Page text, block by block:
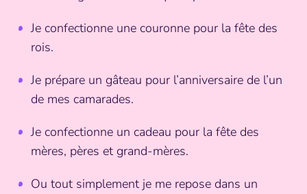
Je confectionne une couronne pour la fête des
rois.
Je prépare un gâteau pour l’anniversaire de l’un
de mes camarades.
Je confectionne un cadeau pour la fête des
mères, pères et grand-mères.
Ou tout simplement je me repose dans un